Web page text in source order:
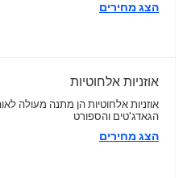
הצג מחירים
אוזניות אלחוטיות
אוזניות אלחוטיות הן מתנה מעולה
הגאדג'טים והספורט
הצג מחירים